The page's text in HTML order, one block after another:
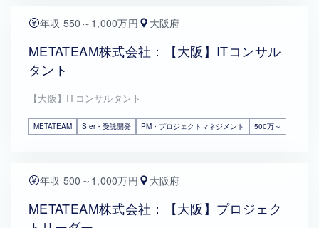
年収 550～1,000万円 大阪府
METATEAM株式会社：【大阪】ITコンサル
タント
【大阪】ITコンサルタント
METATEAM SIer・受託開発 PM・プロジェクトマネジメント 500万～
年収 500～1,000万円 大阪府
METATEAM株式会社：【大阪】プロジェク